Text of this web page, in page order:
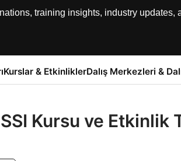
training insights, industry
Kurslar & EtkinliklerDalış Merkezleri &
Kursu ve Etkinlik